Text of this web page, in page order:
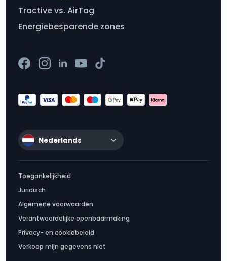
Tractive vs. AirTag
Energiebesparende zones
Nederlands
Toegankelijkheid
Juridisch
Algemene voorwaarden
Verantwoordelijke openbaarmaking
Privacy- en cookiebeleid
Verkoop mijn gegevens niet